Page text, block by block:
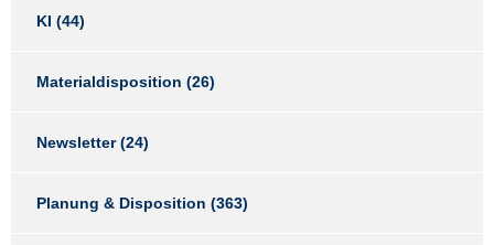
KI (44)
Materialdisposition (26)
Newsletter(24)
Planung & Disposition (363)